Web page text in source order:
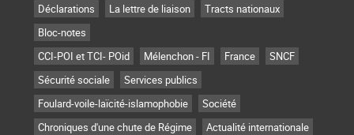
Déclarations
La lettre de liaison
Tracts nationaux
Bloc-notes
CCI-POI et TCI- POid
Mélenchon - FI France
SNCF
Sécurité sociale
Services publics
Foulard-voile-laïcité-islamophobie
Société
Chroniques d'une chute de Régime
Actualité internationale